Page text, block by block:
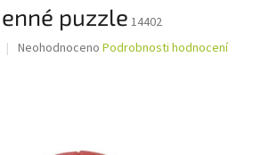
puzzle 14402
Průměrné
Neohodnoceno Podrobnosti hodnocení